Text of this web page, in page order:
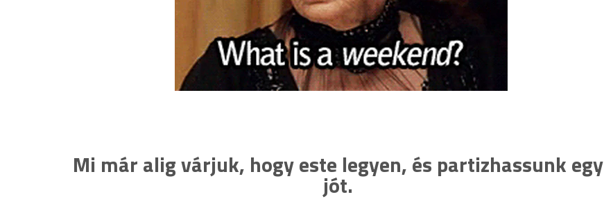
Mi már alig várjuk, hogy este legyen, és partizhassunk egy
jót.